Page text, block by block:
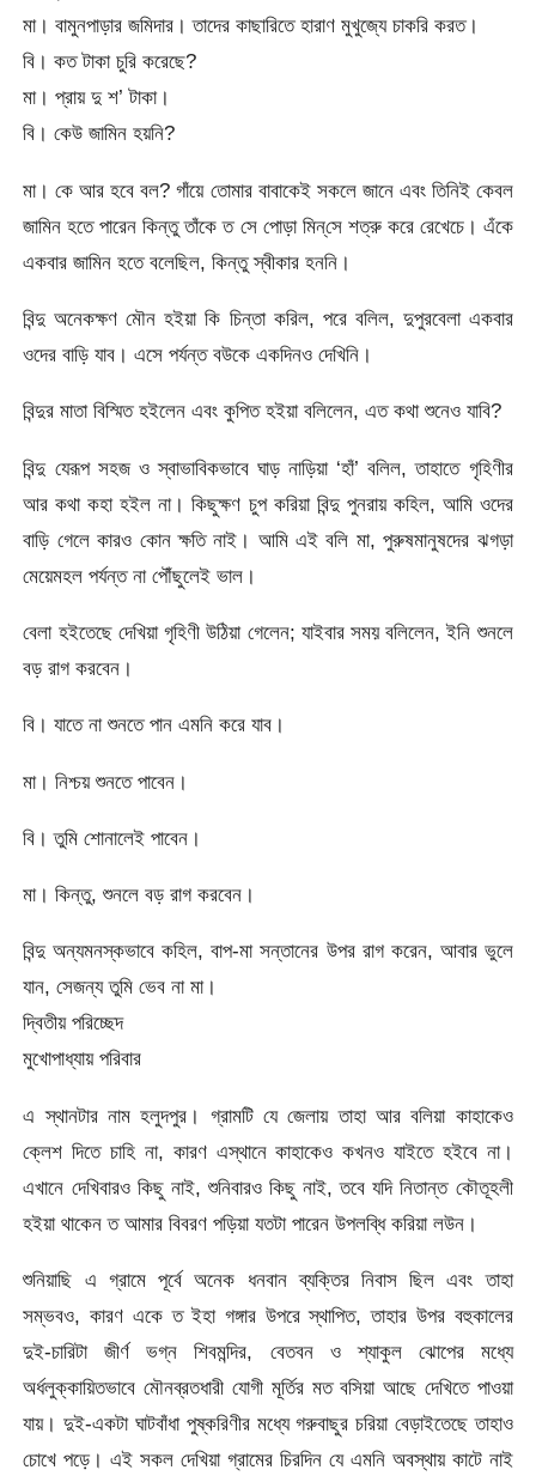
মা। বামুনপাড়ার জমিদার। তাদের কাছারিতে হারাণ মুখুজ্যে চাকরি করত।
বি। কত টাকা চুরি করেছে?
মা। প্রায় দু শ’ টাকা।
বি। কেউ জামিন হয়নি?
মা। কে আর হবে বল? গাঁয়ে তোমার বাবাকেই সকলে জানে এবং তিনিই কেবল
জামিন হতে পারেন কিন্তু তাঁকে ত সে পোড়া মিন্‌সে শত্রু করে রেখেচে। এঁকে
একবার জামিন হতে বলেছিল, কিন্তু স্বীকার হননি।
বিন্দু অনেকক্ষণ মৌন হইয়া কি চিন্তা করিল, পরে বলিল, দুপুরবেলা একবার
ওদের বাড়ি যাব। এসে পর্যন্ত বউকে একদিনও দেখিনি।
বিন্দুর মাতা বিস্মিত হইলেন এবং কুপিত হইয়া বলিলেন, এত কথা শুনেও যাবি?
বিন্দু যেরূপ সহজ ও স্বাভাবিকভাবে ঘাড় নাড়িয়া ‘হাঁ’ বলিল, তাহাতে গৃহিণীর
আর কথা কহা হইল না। কিছুক্ষণ চুপ করিয়া বিন্দু পুনরায় কহিল, আমি ওদের
বাড়ি গেলে কারও কোন ক্ষতি নাই। আমি এই বলি মা, পুরুষমানুষদের ঝগড়া
মেয়েমহল পর্যন্ত না পৌঁছুলেই ভাল।
বেলা হইতেছে দেখিয়া গৃহিণী উঠিয়া গেলেন; যাইবার সময় বলিলেন, ইনি শুনলে
বড় রাগ করবেন।
বি। যাতে না শুনতে পান এমনি করে যাব।
মা। নিশ্চয় শুনতে পাবেন।
বি। তুমি শোনালেই পাবেন।
মা। কিন্তু, শুনলে বড় রাগ করবেন।
বিন্দু অন্যমনস্কভাবে কহিল, বাপ-মা সন্তানের উপর রাগ করেন, আবার ভুলে
যান, সেজন্য তুমি ভেব না মা।
দ্বিতীয় পরিচ্ছেদ
মুখোপাধ্যায় পরিবার
এ স্থানটার নাম হলুদপুর। গ্রামটি যে জেলায় তাহা আর বলিয়া কাহাকেও
ক্লেশ দিতে চাহি না, কারণ এস্থানে কাহাকেও কখনও যাইতে হইবে না।
এখানে দেখিবারও কিছু নাই, শুনিবারও কিছু নাই, তবে যদি নিতান্ত কৌতূহলী
হইয়া থাকেন ত আমার বিবরণ পড়িয়া যতটা পারেন উপলব্ধি করিয়া লউন।
শুনিয়াছি এ গ্রামে পূর্বে অনেক ধনবান ব্যক্তির নিবাস ছিল এবং তাহা
সম্ভবও, কারণ একে ত ইহা গঙ্গার উপরে স্থাপিত, তাহার উপর বহুকালের
দুই-চারিটা জীর্ণ ভগ্ন শিবমন্দির, বেতবন ও শ্যাকুল ঝোপের মধ্যে
অর্ধলুক্কায়িতভাবে মৌনব্রতধারী যোগী মূর্তির মত বসিয়া আছে দেখিতে পাওয়া
যায়। দুই-একটা ঘাটবাঁধা পুষ্করিণীর মধ্যে গরুবাছুর চরিয়া বেড়াইতেছে তাহাও
চোখে পড়ে। এই সকল দেখিয়া গ্রামের চিরদিন যে এমনি অবস্থায় কাটে নাই